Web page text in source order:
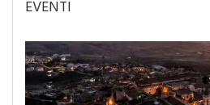
EVENTI